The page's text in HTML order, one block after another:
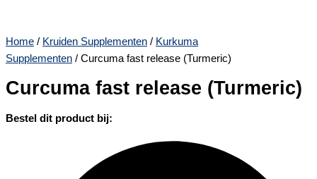
Home / Kruiden Supplementen / Kurkuma
Supplementen / Curcuma fast release (Turmeric)
Curcuma fast release (Turmeric)
Bestel dit product bij: